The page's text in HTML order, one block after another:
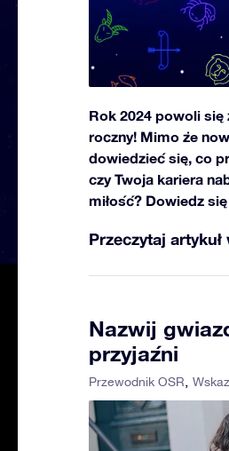
Rok 2024 powoli się
roczny! Mimo że
dowiedzieć się, co
czy Twoja kariera
miłość? Dowiedz
Przeczytaj artykuł
Nazwij
przyjaźni
Przewodnik OSR